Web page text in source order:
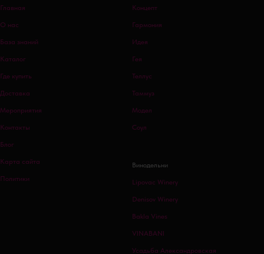
Главная
О нас
База знаний
Каталог
Где купить
Доставка
Мероприятия
Контакты
Блог
Карта сайта
Политики
Концепт
Гармония
Идея
Гея
Теллус
Таммуз
Модел
Соул
Винодельни
Lipovac Winery
Denisov Winery
Bakla Vines
VINABANI
Усадьба Александровская